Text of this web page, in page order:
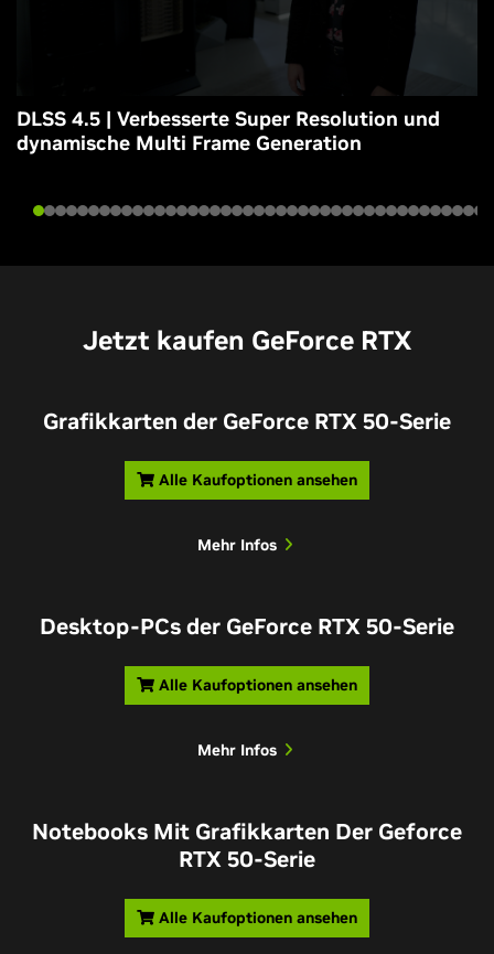
DLSS 4.5 | Verbesserte Super Resolution und
dynamische Multi Frame Generation
Jetzt kaufen GeForce RTX
Grafikkarten der GeForce RTX 50-Serie
Alle Kaufoptionen ansehen
Mehr Infos
Desktop-PCs der GeForce RTX 50-Serie
Alle Kaufoptionen ansehen
Mehr Infos
Notebooks Mit Grafikkarten Der Geforce
RTX 50-Serie
Alle Kaufoptionen ansehen